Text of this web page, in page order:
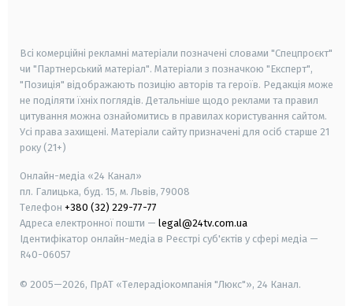
Всі комерційні рекламні матеріали позначені словами "Спецпроєкт"
чи "Партнерський матеріал". Матеріали з позначкою "Експерт",
"Позиція" відображають позицію авторів та героїв. Редакція може
не поділяти їхніх поглядів. Детальніше щодо реклами та правил
цитування можна ознайомитись в правилах користування сайтом.
Усі права захищені. Матеріали сайту призначені для осіб старше 21
року (21+)
Онлайн-медіа «24 Канал»
пл. Галицька, буд. 15, м. Львів, 79008
Телефон +380 (32) 229-77-77
Адреса електронної пошти — legal@24tv.com.ua
Ідентифікатор онлайн-медіа в Реєстрі суб'єктів у сфері медіа —
R40-06057
© 2005—2026, ПрАТ «Телерадіокомпанія "Люкс"», 24 Канал.